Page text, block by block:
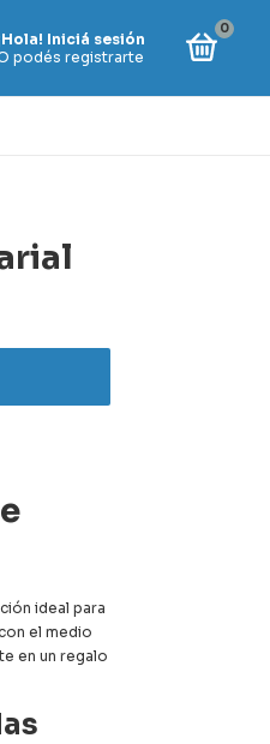
Iniciá sesión
podés registrarte
0
ideal para
el medio
en un regalo